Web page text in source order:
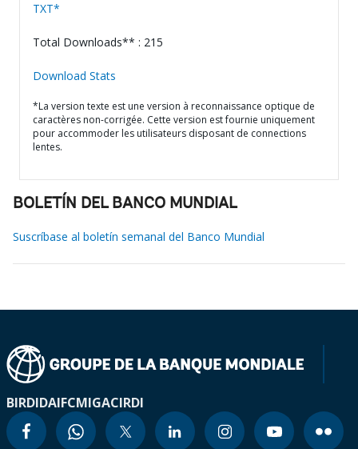
TXT*
Total Downloads** : 215
Download Stats
*La version texte est une version à reconnaissance optique de
caractères non-corrigée. Cette version est fournie uniquement
pour accommoder les utilisateurs disposant de connections
lentes.
BOLETÍN DEL BANCO MUNDIAL
Suscríbase al boletín semanal del Banco Mundial
BIRDIDAIFCMIGACIRDI